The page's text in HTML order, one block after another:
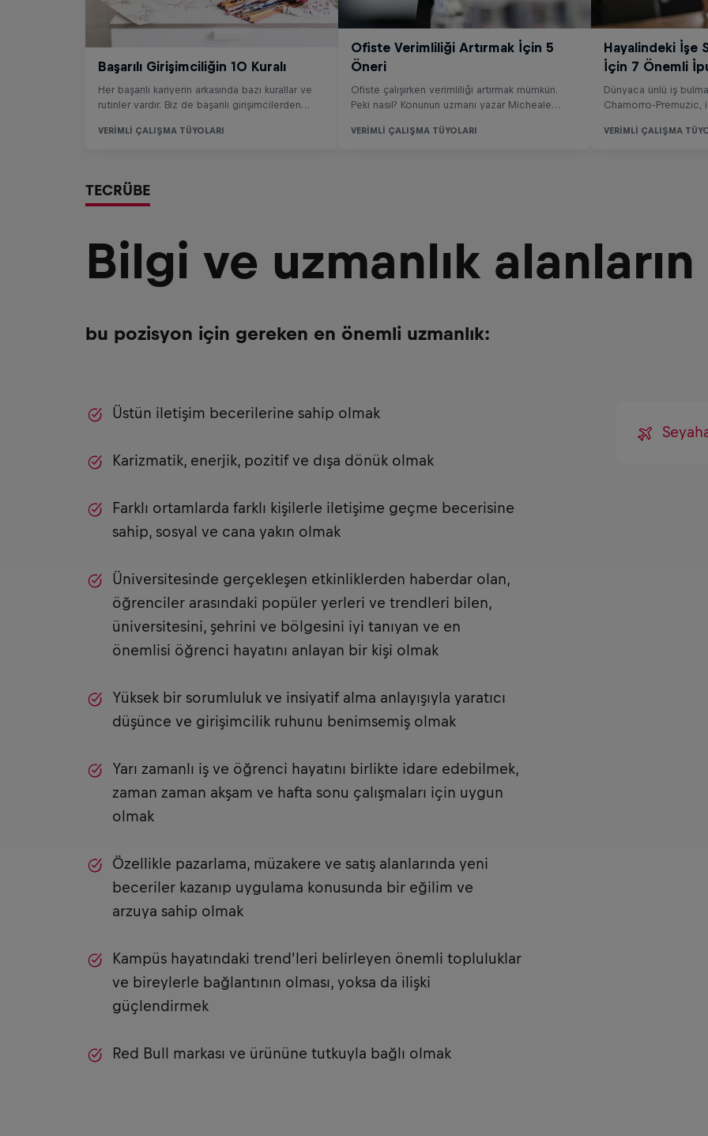
TECRÜBE
Bilgi ve uzmanlık alanların
bu pozisyon için gereken en önemli uzmanlık:
Üstün iletişim becerilerine sahip olmak
Karizmatik, enerjik, pozitif ve dışa dönük olmak
Farklı ortamlarda farklı kişilerle iletişime geçme becerisine
sahip, sosyal ve cana yakın olmak
Üniversitesinde gerçekleşen etkinliklerden haberdar olan,
öğrenciler arasındaki popüler yerleri ve trendleri bilen,
üniversitesini, şehrini ve bölgesini iyi tanıyan ve en
önemlisi öğrenci hayatını anlayan bir kişi olmak
Yüksek bir sorumluluk ve insiyatif alma anlayışıyla yaratıcı
düşünce ve girişimcilik ruhunu benimsemiş olmak
Yarı zamanlı iş ve öğrenci hayatını birlikte idare edebilmek,
zaman zaman akşam ve hafta sonu çalışmaları için uygun
olmak
Özellikle pazarlama, müzakere ve satış alanlarında yeni
beceriler kazanıp uygulama konusunda bir eğilim ve
arzuya sahip olmak
Kampüs hayatındaki trend'leri belirleyen önemli topluluklar
ve bireylerle bağlantının olması, yoksa da ilişki
güçlendirmek
Red Bull markası ve ürününe tutkuyla bağlı olmak